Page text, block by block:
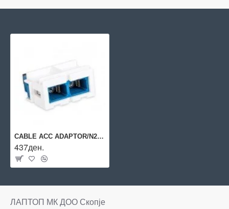
CABLE ACC ADAPTOR/N205.624 AGINODE
437ден.
ЛАПТОП МК ДОО Скопје